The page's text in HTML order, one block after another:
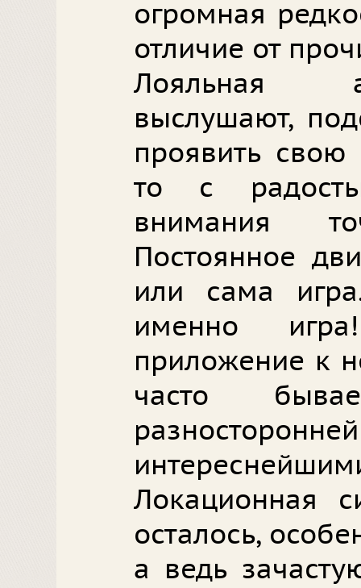
огромная
отличие от
Лояльная
выслушают,
проявить свою
то с
внимания
Постоянное
или сама
именно
приложение к
часто
Локационная
осталось,
а ведь